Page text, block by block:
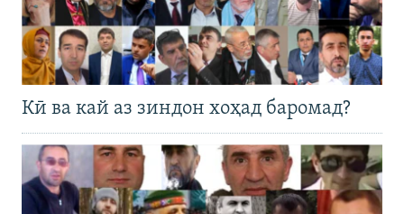
Кӣ ва кай аз зиндон хоҳад баромад?